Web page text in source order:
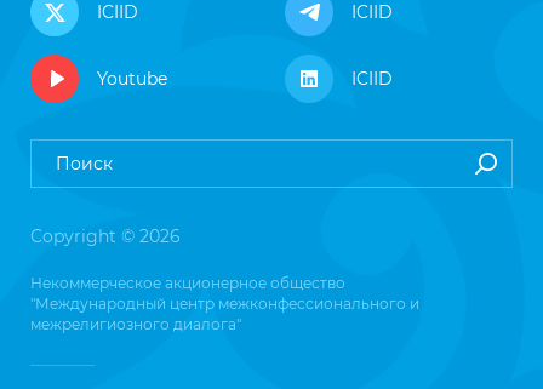
ICIID ICIID
Youtube ICIID
Copyright © 2026
Некоммерческое акционерное общество
"Международный центр межконфессионального и
межрелигиозного диалога"